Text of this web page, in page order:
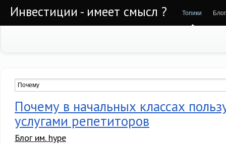
Инвестиции - имеет смысл ? Топики
Почему в начальных классах
услугами репетиторов
Блог им. hype